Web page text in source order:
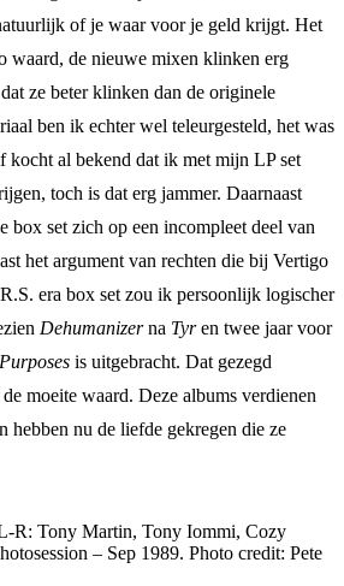
of je waar voor je geld krijgt. Het
waard, de nieuwe mixen klinken erg
ze beter klinken dan de originele
ben ik echter wel teleurgesteld, het was
kocht al bekend dat ik met mijn LP set
toch is dat erg jammer. Daarnaast
box set zich op een incompleet deel van
het argument van rechten die bij Vertigo
era box set zou ik persoonlijk logischer
Dehumanizerna Tyren twee jaar voor
is uitgebracht. Dat gezegd
moeite waard. Deze albums verdienen
hebben nu de liefde gekregen die ze
Tony Martin, Tony Iommi, Cozy
– Sep 1989. Photo credit: Pete